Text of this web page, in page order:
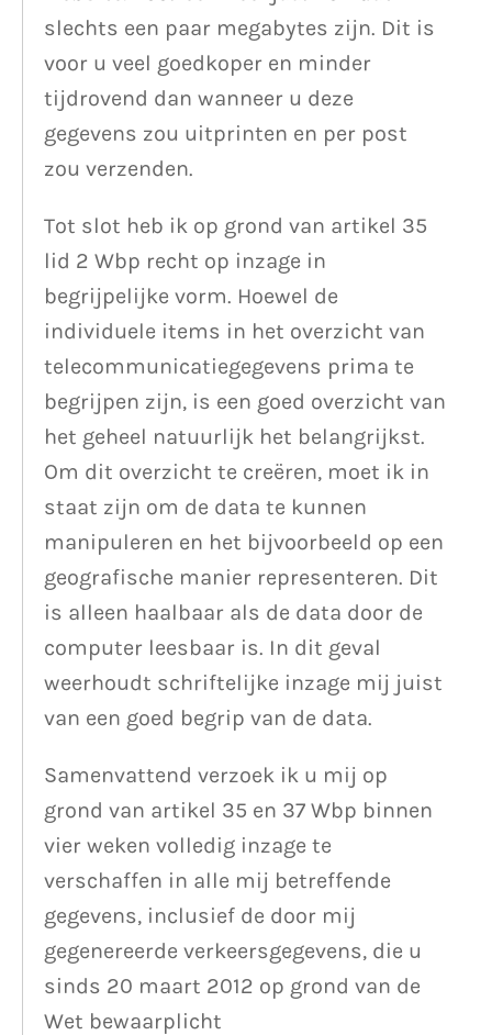
slechts een paar megabytes zijn. Dit is
voor u veel goedkoper en minder
tijdrovend dan wanneer u deze
gegevens zou uitprinten en per post
zou verzenden.
Tot slot heb ik op grond van artikel 35
lid 2 Wbp recht op inzage in
begrijpelijke vorm. Hoewel de
individuele items in het overzicht van
telecommunicatiegegevens prima te
begrijpen zijn, is een goed overzicht van
het geheel natuurlijk het belangrijkst.
Om dit overzicht te creëren, moet ik in
staat zijn om de data te kunnen
manipuleren en het bijvoorbeeld op een
geografische manier representeren. Dit
is alleen haalbaar als de data door de
computer leesbaar is. In dit geval
weerhoudt schriftelijke inzage mij juist
van een goed begrip van de data.
Samenvattend verzoek ik u mij op
grond van artikel 35 en 37 Wbp binnen
vier weken volledig inzage te
verschaffen in alle mij betreffende
gegevens, inclusief de door mij
gegenereerde verkeersgegevens, die u
sinds 20 maart 2012 op grond van de
Wet bewaarplicht